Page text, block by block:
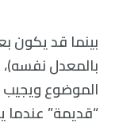
بينما قد يكون
الموضوع ويجيب
“قديمة” عندما